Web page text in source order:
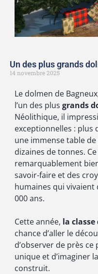
Un des plus grands
14 novembre 2025
Le dolmen de
l’un des plus grands
Néolithique, il
exceptionnelles : plus
une immense table
dizaines de tonnes.
remarquablement
savoir-faire et des
humaines qui vivaient
000 ans.
Cette année, la classe
chance d’aller le
d’observer de près
unique et d’imaginer
construit.